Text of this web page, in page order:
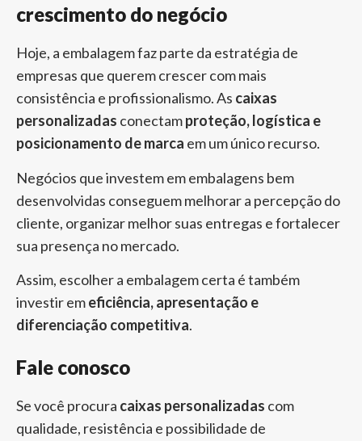
crescimento do negócio
Hoje, a embalagem faz parte da estratégia de
empresas que querem crescer com mais
consistência e profissionalismo. As caixas
personalizadas conectamproteção, logística e
posicionamento de marca em um único recurso.
Negócios que investem em embalagens bem
desenvolvidas conseguem melhorar a percepção do
cliente, organizar melhor suas entregas e fortalecer
sua presença no mercado.
Assim, escolher a embalagem certa é também
investir emeficiência, apresentação e
diferenciação competitiva.
Fale conosco
Se você procura caixas personalizadas com
qualidade, resistência e possibilidade de